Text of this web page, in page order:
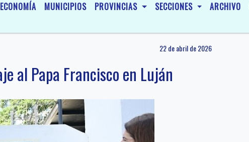
ECONOMÍA MUNICIPIOS PROVINCIAS SECCIONES ARCHIVO
22 de abril de 2026
al Papa Francisco en Luján